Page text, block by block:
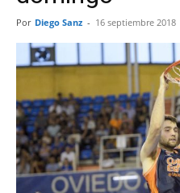
Por Diego Sanz - 16 septiembre 2018